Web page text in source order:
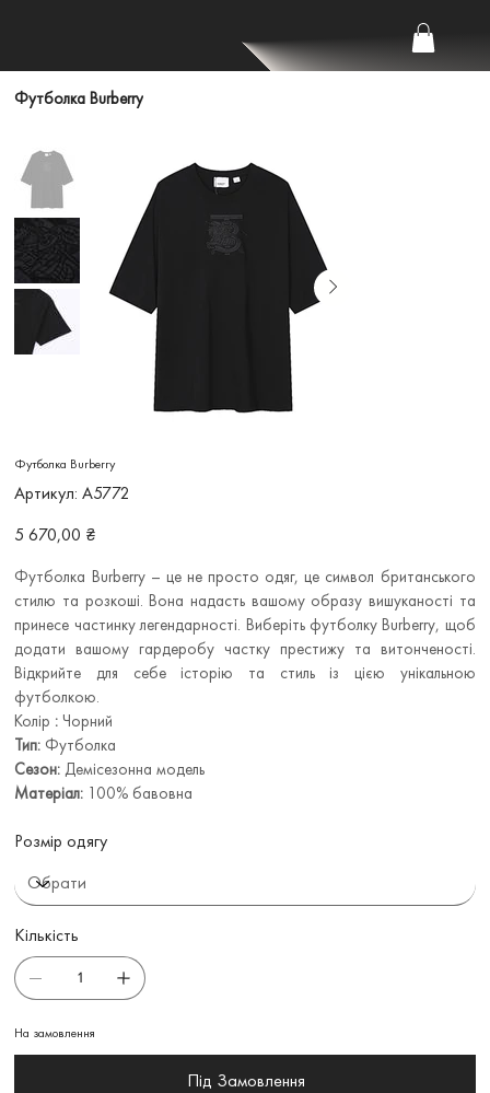
Футболка Burberry
Футболка Burberry
Артикул:
Артикул
A5772
A5772
Ціна
5 670,00 ₴
Футболка Burberry – це не просто одяг, це символ британського
стилю та розкоші. Вона надасть вашому образу вишуканості та
принесе частинку легендарності. Виберіть футболку Burberry, щоб
додати вашому гардеробу частку престижу та витонченості.
Відкрийте для себе історію та стиль із цією унікальною
футболкою.
Колір : Чорний
Тип: Футболка
Сезон: Демісезонна модель
Матеріал: 100% бавовна
Розмір одягу
Кількість
На замовлення
Під Замовлення